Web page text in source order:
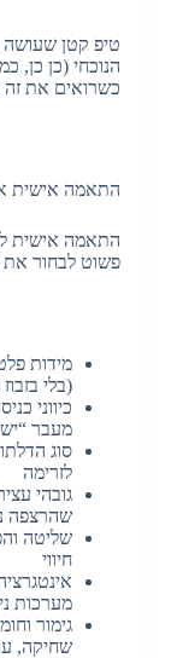
טיפ קטן שעושה
הנוכחי (כן כן,
כשרואים את זה
התאמה אישית
התאמה אישית
פשוט לבחור את
מידות
(בלי
מעבר
סוג
לזרימה
גובהי
שהרצפה
שליטה
חיווי
מערכות
גימור
שחיקה,